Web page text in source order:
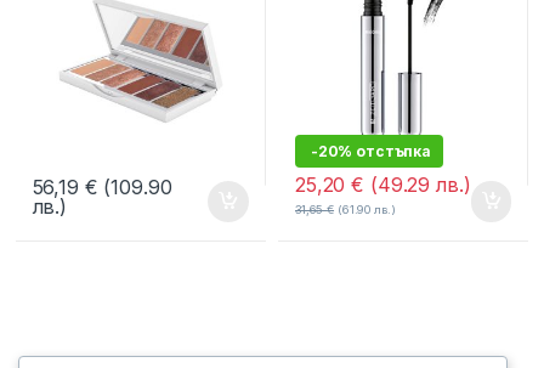
56,19 € (109.90
лв.)
-20% отстъпка
25,20€ (49.29 лв.)
31,65€ (61.90 лв.)